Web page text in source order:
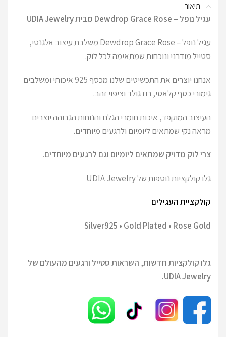
תיאור
עגיל נופל – Dewdrop Grace Rose מבית UDIA Jewelry
עגיל נופל – Dewdrop Grace Rose משלבת עיצוב אלגנטי,
סטייל מודרני ונוכחות שמתאימה לכל לוק.
אנחנו יוצרים את התכשיטים שלנו מכסף 925 איכותי ומשלבים
גימורי כסף קלאסי, רוז גולד וציפוי זהב.
העיצוב המוקפד, איכות חומרי הגלם והנוחות הגבוהה יוצרים
מראה נקי שמתאים ליומיום ולרגעים מיוחדים.
צרי לוק מדויק שמתאים ליומיום וגם לרגעים מיוחדים.
גלו קולקציות נוספות של UDIA Jewelry
קולקציית העגילים
Silver925 • Gold Plated • Rose Gold
גלו קולקציות חדשות, השראות סטייל ורגעים מהעולם של
UDIA Jewelry.